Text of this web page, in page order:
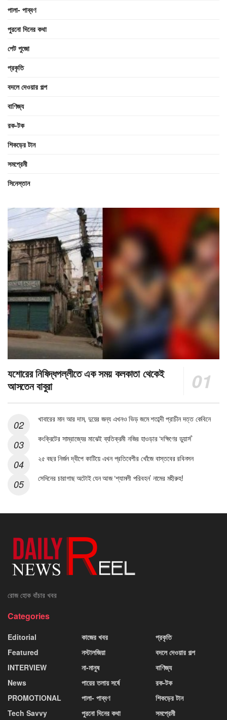
পালা- পাব্বণ
পুরনো দিনের কথা
পেট পুজো
প্রকৃতি
বদলে দেওয়ার গল্প
বাণিজ্য
রক-টক
শিকড়ের টান
সমপ্রেমী
সিনেস্তান
যশোরের নিষিদ্ধপল্লীতে এক সময় কলকাতা থেকেই
আসতেন বাবুরা
খাবারের মান আর দাম, দুয়ের জন্য এখনও ভিড় জমে শতাব্দী প্রাচীন দত্ত কেবিনে
কংক্রিটের সাম্রাজ্যের মাঝেই ব্যতিক্রমী নজির হাওড়ার ‘দক্ষিণের ডুয়ার্স’
২৫ বছর নির্জন দ্বীপে কাটিয়ে এখন প্রতিবেশীর খোঁজে বাস্তবের রবিনসন
সেদিনের চারাগাছ অটোই যেন আজ ‘শ্যামলী পরিবহন’ নামের মহীরুহ!
রোজ হোক বাঁচার খবর
Categories
Editorial
Featured
INTERVIEW
News
PROMOTIONAL
Tech Savvy
কাজের খবর
নস্টালজিয়া
না-মানুষ
পায়ের তলায় সর্ষে
পালা- পাব্বণ
পুরনো দিনের কথা
প্রকৃতি
বদলে দেওয়ার গল্প
বাণিজ্য
রক-টক
শিকড়ের টান
সমপ্রেমী